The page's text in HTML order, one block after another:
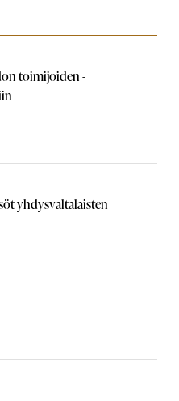
toimijoiden
yhdysvaltalaisten